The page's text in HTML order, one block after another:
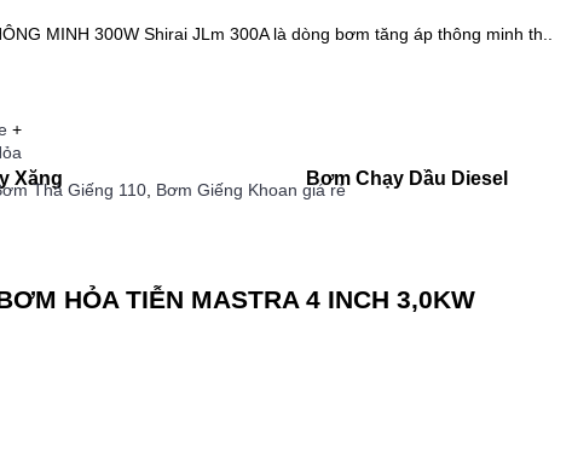
+
Xăng Bơm Chạy Dầu Diesel
MINH 300W Shirai JLm 300A là dòng bơm tăng áp thông minh th..
Thả Giếng 110, Bơm Giếng Khoan giá rẻ
HỎA TIỄN MASTRA 4 INCH 3,0KW